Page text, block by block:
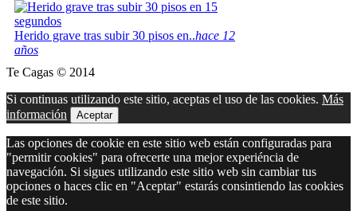
Herido grave tras subir 30 pisos en..hace 12
años
Te Cagas © 2014
Si continuas utilizando este sitio, aceptas el uso de las cookies. Más
información
Aceptar
Las opciones de cookie en este sitio web están configuradas para
"permitir cookies" para ofrecerte una mejor experiéncia de
navegación. Si sigues utilizando este sitio web sin cambiar tus
opciones o haces clic en "Aceptar" estarás consintiendo las cookies
de este sitio.